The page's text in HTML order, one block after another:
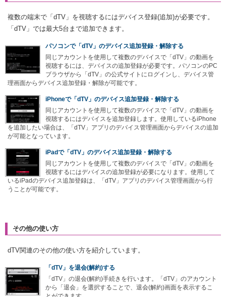
複数の端末で「dTV」を視聴するにはデバイス登録(追加)が必要です。
「dTV」では最大5台まで追加できます。
パソコンで「dTV」のデバイス追加登録・解除する
同じアカウントを使用して複数のデバイスで「dTV」の動画を
視聴するには、デバイスの追加登録が必要です。パソコンのPC
ブラウザから「dTV」の公式サイトにログインし、デバイス管
理画面からデバイス追加登録・解除が可能です。
iPhoneで「dTV」のデバイス追加登録・解除する
同じアカウントを使用して複数のデバイスで「dTV」の動画を
視聴するにはデバイスを追加登録します。使用しているiPhone
を追加したい場合は、「dTV」アプリのデバイス管理画面からデバイスの追加
が可能となっています。
iPadで「dTV」のデバイス追加登録・解除する
同じアカウントを使用して複数のデバイスで「dTV」の動画を
視聴するにはデバイスの追加登録が必要になります。使用して
いるiPadのデバイス追加登録は、「dTV」アプリのデバイス管理画面から行
うことが可能です。
その他の使い方
dTV関連のその他の使い方を紹介しています。
「dTV」を退会(解約)する
「dTV」の退会(解約)手続きを行います。「dTV」のアカウント
から「退会」を選択することで、退会(解約)画面を表示するこ